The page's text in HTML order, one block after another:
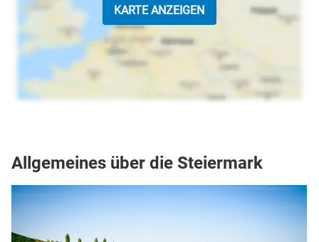
KARTE ANZEIGEN
Allgemeines über die Steiermark